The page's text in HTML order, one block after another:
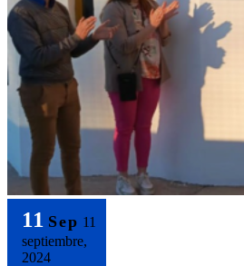
11 Sep 11
septiembre,
2024